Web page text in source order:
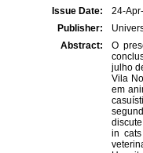
Issue Date:
24-
Publisher:
Abstract:
O
julho
Vila
em
in